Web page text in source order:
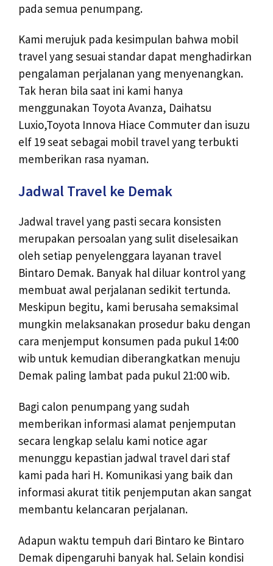
pada semua penumpang.
Kami merujuk pada kesimpulan bahwa mobil
travel yang sesuai standar dapat menghadirkan
pengalaman perjalanan yang menyenangkan.
Tak heran bila saat ini kami hanya
menggunakan Toyota Avanza, Daihatsu
Luxio,Toyota Innova Hiace Commuter dan isuzu
elf 19 seat sebagai mobil travel yang terbukti
memberikan rasa nyaman.
Jadwal Travel ke Demak
Jadwal travel yang pasti secara konsisten
merupakan persoalan yang sulit diselesaikan
oleh setiap penyelenggara layanan travel
Bintaro Demak. Banyak hal diluar kontrol yang
membuat awal perjalanan sedikit tertunda.
Meskipun begitu, kami berusaha semaksimal
mungkin melaksanakan prosedur baku dengan
cara menjemput konsumen pada pukul 14:00
wib untuk kemudian diberangkatkan menuju
Demak paling lambat pada pukul 21:00 wib.
Bagi calon penumpang yang sudah
memberikan informasi alamat penjemputan
secara lengkap selalu kami notice agar
menunggu kepastian jadwal travel dari staf
kami pada hari H. Komunikasi yang baik dan
informasi akurat titik penjemputan akan sangat
membantu kelancaran perjalanan.
Adapun waktu tempuh dari Bintaro ke Bintaro
Demak dipengaruhi banyak hal. Selain kondisi